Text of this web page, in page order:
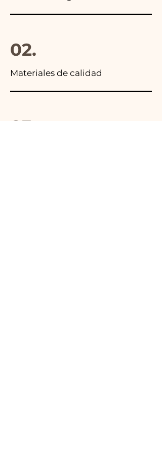
02.
Materiales de calidad
03.